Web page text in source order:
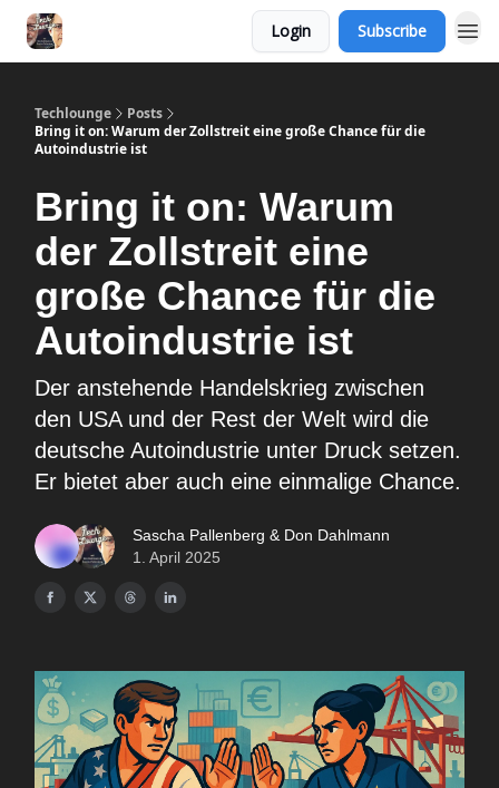
Login Subscribe
Techlounge
Posts
Bring it on: Warum der Zollstreit eine große Chance für die
Autoindustrie ist
Bring it on: Warum
der Zollstreit eine
große Chance für die
Autoindustrie ist
Der anstehende Handelskrieg zwischen
den USA und der Rest der Welt wird die
deutsche Autoindustrie unter Druck setzen.
Er bietet aber auch eine einmalige Chance.
Sascha Pallenberg & Don Dahlmann
1. April 2025